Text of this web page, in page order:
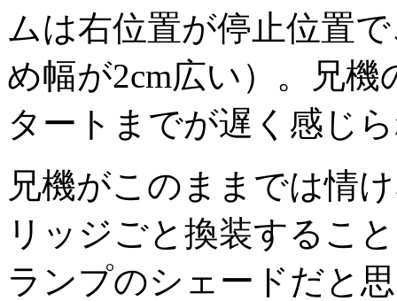
ムは右位置が停止位置
め幅が2cm広い）。兄
タートまでが遅く感じ
兄機がこのままでは情
リッジごと換装するこ
ランプのシェードだと